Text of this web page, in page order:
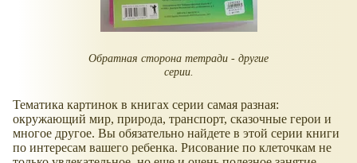
Обратная сторона тетради - другие
серии.
Тематика картинок в книгах серии самая разная:
окружающий мир, природа, транспорт, сказочные герои и
многое другое. Вы обязательно найдете в этой серии книги
по интересам вашего ребенка. Рисование по клеточкам не